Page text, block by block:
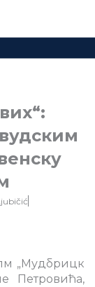
„Мудбрицк
Петровића,